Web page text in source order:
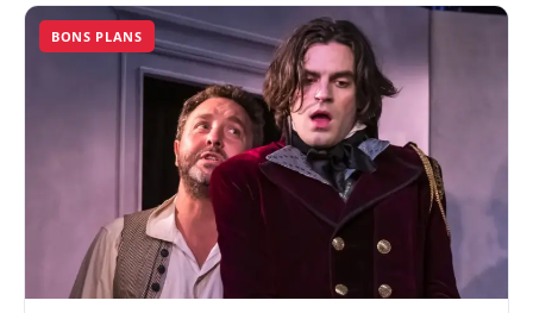
BONS PLANS